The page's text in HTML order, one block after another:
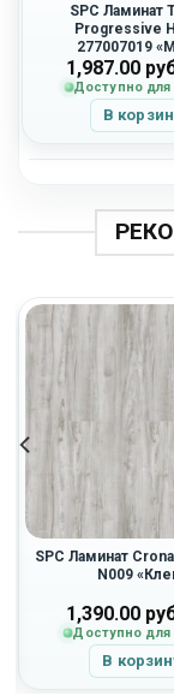
SPC Ламинат
Progressive
277007019
1,987.00
Доступно для
В
SPC Ламинат
N009
1,390.00
Доступно для
В